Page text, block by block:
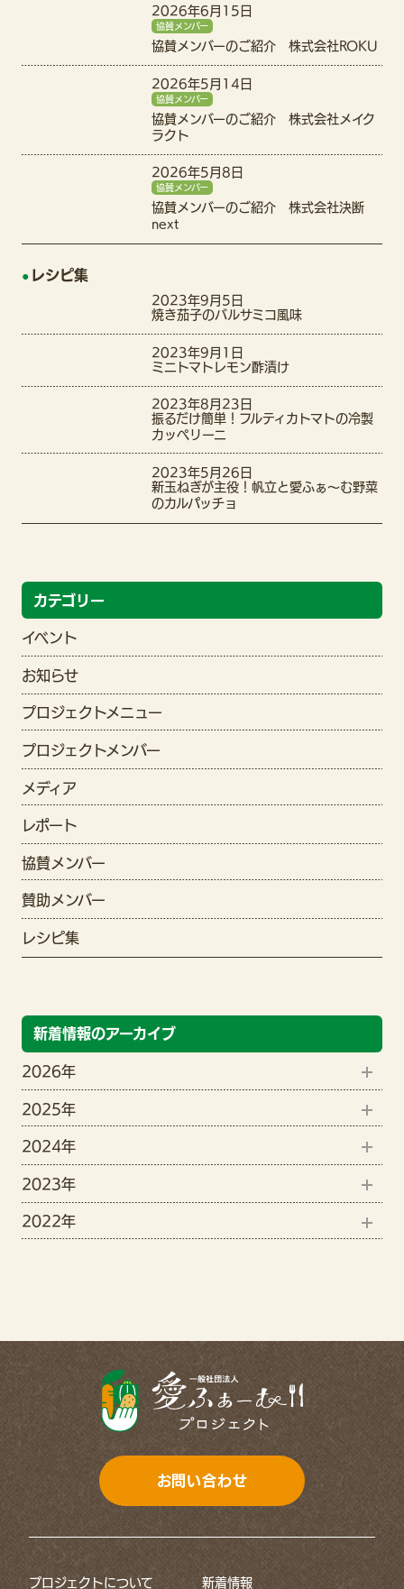
2026年6月15日
協賛メンバー
協賛メンバーのご紹介 株式会社ROKU
2026年5月14日
協賛メンバー
協賛メンバーのご紹介 株式会社メイク
ラクト
2026年5月8日
協賛メンバー
協賛メンバーのご紹介 株式会社決断
next
レシピ集
2023年9月5日
焼き茄子のバルサミコ風味
2023年9月1日
ミニトマトレモン酢漬け
2023年8月23日
振るだけ簡単！フルティカトマトの冷製
カッペリーニ
2023年5月26日
新玉ねぎが主役！帆立と愛ふぁ〜む野菜
のカルパッチョ
カテゴリー
イベント
お知らせ
プロジェクトメニュー
プロジェクトメンバー
メディア
レポート
協賛メンバー
賛助メンバー
レシピ集
新着情報のアーカイブ
2026年
8月(1)
6月(2)
5月(3)
4月(3)
2025年
12月(1)
11月(1)
10月(2)
6月(1)
5月(2)
4月(2)
3月(3)
1月(2)
2024年
9月(1)
8月(4)
4月(7)
3月(4)
2月(5)
1月(12)
2023年
12月(15)
9月(11)
8月(5)
7月(8)
6月(11)
5月(8)
4月(8)
3月(5)
2022年
お問い合わせ
プロジェクトについて 新着情報